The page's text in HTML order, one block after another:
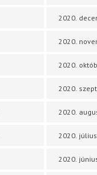
2020.
2020.
2020.
2020.
2020.
2020. július
2020.